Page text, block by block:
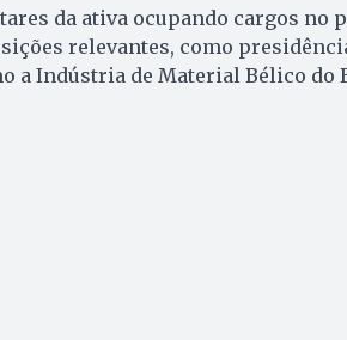
da ativa ocupando cargos no
relevantes, como
a Indústria de Material Bélico do